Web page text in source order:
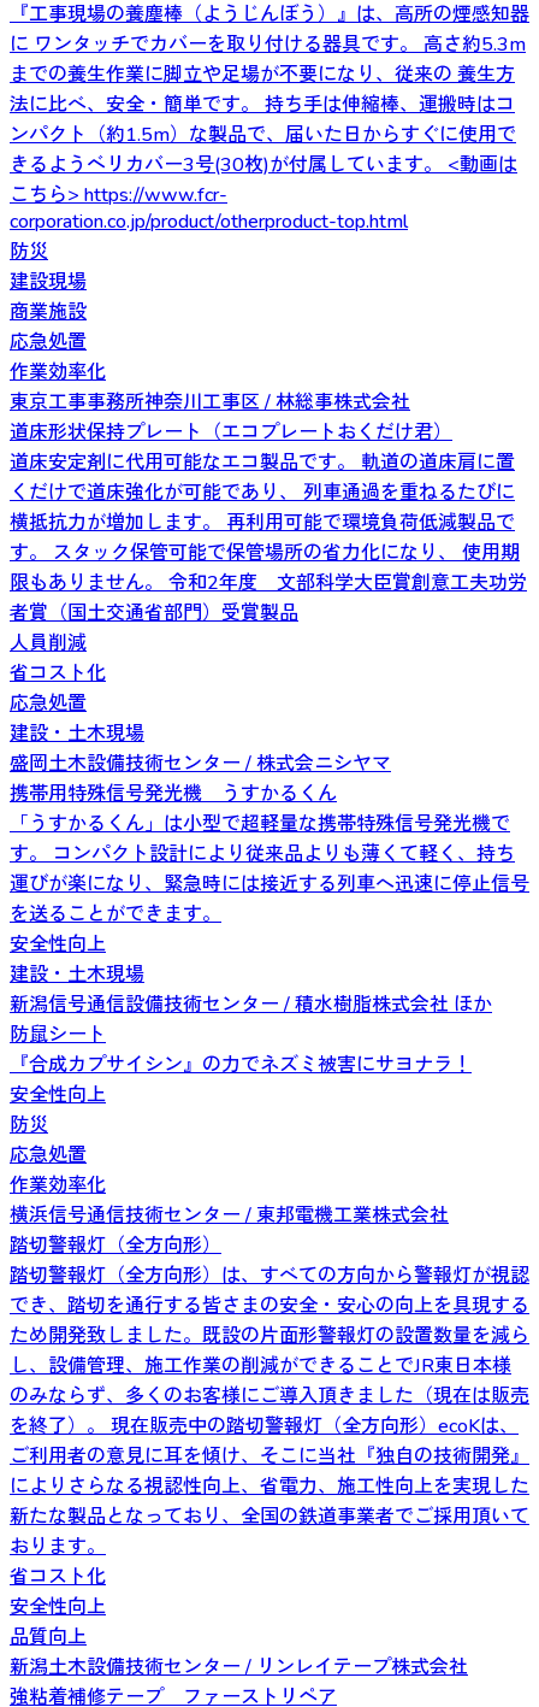
『工事現場の養塵棒（ようじんぼう）』は、高所の煙感知器
に ワンタッチでカバーを取り付ける器具です。 高さ約5.3m
までの養生作業に脚立や足場が不要になり、従来の 養生方
法に比べ、安全・簡単です。 持ち手は伸縮棒、運搬時はコ
ンパクト（約1.5m）な製品で、届いた日からすぐに使用で
きるようベリカバー3号(30枚)が付属しています。 <動画は
こちら> https://www.fcr-
corporation.co.jp/product/otherproduct-top.html
防災
建設現場
商業施設
応急処置
作業効率化
東京工事事務所神奈川工事区 / 林総事株式会社
道床形状保持プレート（エコプレートおくだけ君）
道床安定剤に代用可能なエコ製品です。 軌道の道床肩に置
くだけで道床強化が可能であり、 列車通過を重ねるたびに
横抵抗力が増加します。 再利用可能で環境負荷低減製品で
す。 スタック保管可能で保管場所の省力化になり、 使用期
限もありません。 令和2年度 文部科学大臣賞創意工夫功労
者賞（国土交通省部門）受賞製品
人員削減
省コスト化
応急処置
建設・土木現場
盛岡土木設備技術センター / 株式会ニシヤマ
携帯用特殊信号発光機 うすかるくん
「うすかるくん」は小型で超軽量な携帯特殊信号発光機で
す。 コンパクト設計により従来品よりも薄くて軽く、持ち
運びが楽になり、緊急時には接近する列車へ迅速に停止信号
を送ることができます。
安全性向上
建設・土木現場
新潟信号通信設備技術センター / 積水樹脂株式会社 ほか
防鼠シート
『合成カプサイシン』の力でネズミ被害にサヨナラ！
安全性向上
防災
応急処置
作業効率化
横浜信号通信技術センター / 東邦電機工業株式会社
踏切警報灯（全方向形）
踏切警報灯（全方向形）は、すべての方向から警報灯が視認
でき、踏切を通行する皆さまの安全・安心の向上を具現する
ため開発致しました。既設の片面形警報灯の設置数量を減ら
し、設備管理、施工作業の削減ができることでJR東日本様
のみならず、多くのお客様にご導入頂きました（現在は販売
を終了）。 現在販売中の踏切警報灯（全方向形）ecoKは、
ご利用者の意見に耳を傾け、そこに当社『独自の技術開発』
によりさらなる視認性向上、省電力、施工性向上を実現した
新たな製品となっており、全国の鉄道事業者でご採用頂いて
おります。
省コスト化
安全性向上
品質向上
新潟土木設備技術センター / リンレイテープ株式会社
強粘着補修テープ ファーストリペア